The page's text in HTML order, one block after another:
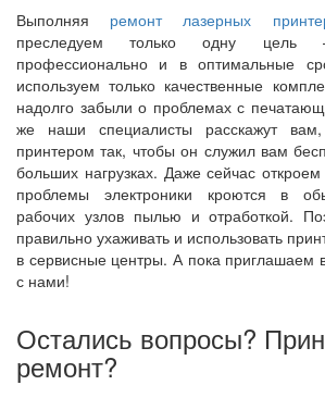
Выполняя ремонт лазерных
преследуем только одну
профессионально и в оптимальные
используем только качественные
надолго забыли о проблемах с
же наши специалисты расскажут
принтером так, чтобы он служил вам
больших нагрузках. Даже сейчас
проблемы электроники кроются в
рабочих узлов пылью и отработкой.
правильно ухаживать и использовать
в сервисные центры. А пока приглашаем
с нами!
Остались вопросы?
ремонт?